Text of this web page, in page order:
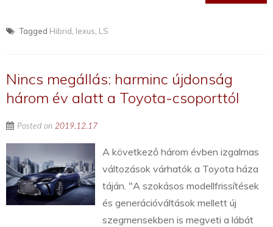
Tagged Hibrid lexus LS
Nincs megállás: harminc újdonság
három év alatt a Toyota-csoporttól
Posted on 2019.12.17
A következő három évben izgalmas
változások várhatók a Toyota háza
táján. "A szokásos modellfrissítések
és generációváltások mellett új
szegmensekben is megveti a lábát